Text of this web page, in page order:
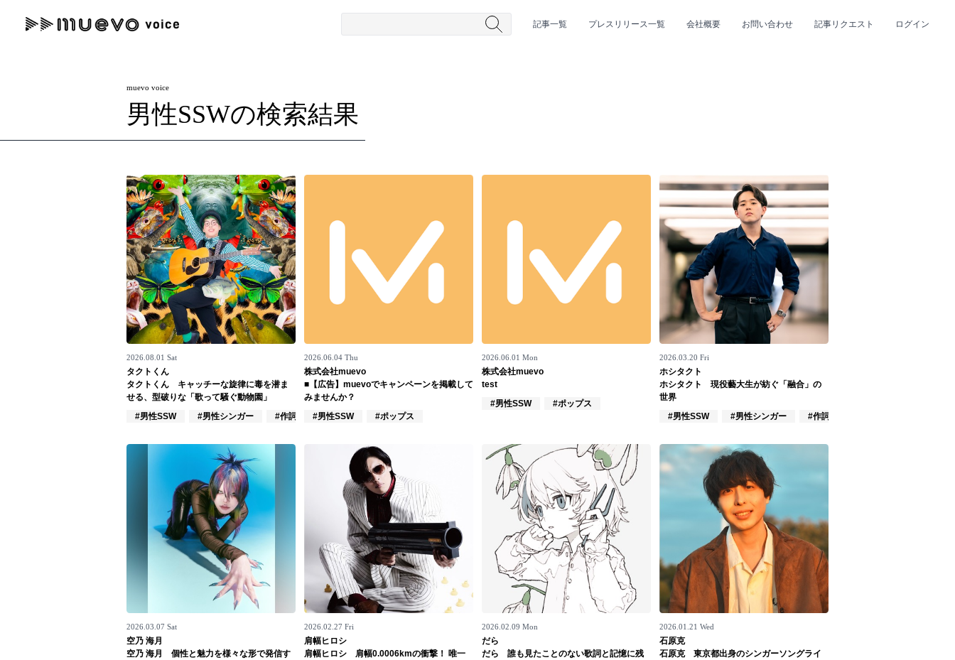
記事一覧 プレスリリース一覧 会社概要 お問い合わせ 記事リクエスト ログイン
#女性SSW #ロック #男性シンガー #HR/HM #女性シンガー #ヒップホップ #男性シンガーグループ #R&B/ソウル
"読者の声を形にする”音楽特化メディア
muevo voice
男性SSWの検索結果
2026.08.01 Sat
タクトくん
タクトくん キャッチーな旋律に毒を潜ま
せる、型破りな「歌って騒ぐ動物園」
#男性SSW
#男性シンガー #作詞/作曲家
2026.06.04 Thu
株式会社muevo
■【広告】muevoでキャンペーンを掲載して
みませんか？
#男性SSW
#ポップス
2026.06.01 Mon
株式会社muevo
test
#男性SSW
#ポップス
2026.03.20 Fri
ホシタクト
ホシタクト 現役藝大生が紡ぐ「融合」の
世界
#男性SSW
#男性シンガー #作詞/作曲家
2026.03.07 Sat
空乃 海月
空乃 海月 個性と魅力を様々な形で発信す
2026.02.27 Fri
肩幅ヒロシ
肩幅ヒロシ 肩幅0.0006kmの衝撃！ 唯一
2026.02.09 Mon
だら
だら 誰も見たことのない歌詞と記憶に残
2026.01.21 Wed
石原克
石原克 東京都出身のシンガーソングライ